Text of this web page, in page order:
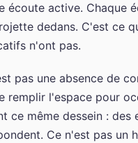
écoute active. Chaque
dedans. C'est ce
n'ont pas.
pas une absence de
remplir l'espace pour
ce même dessein :
Ce n'est pas un